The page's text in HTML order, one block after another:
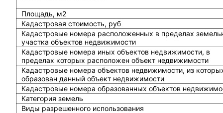
Площадь, м2
Кадастровая стоимость, руб
Кадастровые номера расположенных в пределах
участка объектов недвижимости
Кадастровые номера иных объектов недвижимости, в
пределах которых расположен объект недвижимости
Кадастровые номера объектов недвижимости, из
образован данный объект недвижимости
Кадастровые номера образованных объектов
Категория земель
Виды разрешенного использования